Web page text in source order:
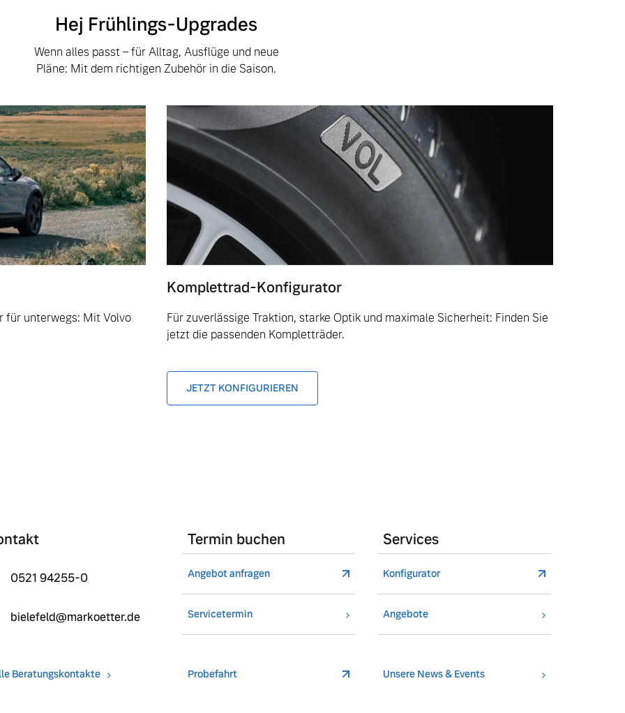
Hej Frühlings-Upgrades
Wenn alles passt – für Alltag, Ausflüge und neue
Pläne: Mit dem richtigen Zubehör in die Saison.
für unterwegs: Mit Volvo
Komplettrad-Konfigurator
Für zuverlässige Traktion, starke Optik und maximale Sicherheit: Finden Sie
jetzt die passenden Kompletträder.
JETZT KONFIGURIEREN
0521 94255-0
bielefeld@markoetter.de
Beratungskontakte
Termin buchen
Angebot anfragen
Servicetermin
Probefahrt
Services
Konfigurator
Angebote
Unsere News & Events